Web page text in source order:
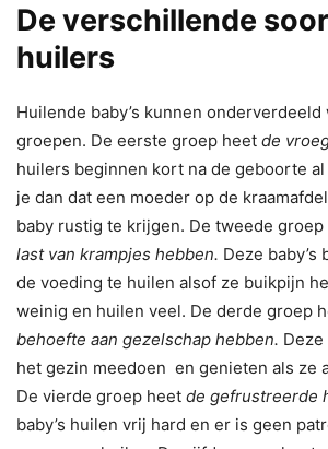
De verschillende
huilers
Huilende baby’s kunnen
groepen. De eerste groep heet de
huilers beginnen kort na de geboorte al
je dan dat een moeder op de
baby rustig te krijgen. De tweede groep
last van krampjes hebben. Deze baby’s
de voeding te huilen alsof ze buikpijn
weinig en huilen veel. De derde groep
behoefte aan gezelschap hebben. Deze
het gezin meedoen en genieten als ze
De vierde groep heet de gefrustreerde
baby’s huilen vrij hard en er is geen